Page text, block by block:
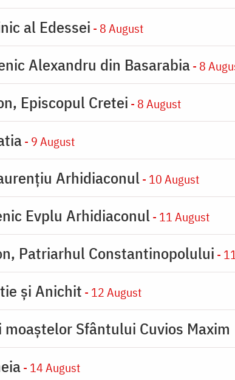
al Edessei - 8 August
Alexandru din Basarabia- 8
Episcopul Cretei - 8 August
- 9 August
Arhidiaconul - 10 August
Evplu Arhidiaconul - 11 August
Patriarhul Constantinopolului -
şi Anichit - 12 August
Sfântului Cuvios
- 14 August